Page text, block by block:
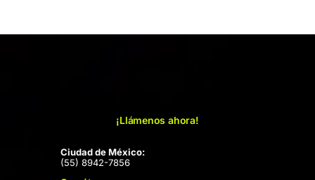
¡Llámenos ahora!
Ciudad de México:
(55) 8942-7856